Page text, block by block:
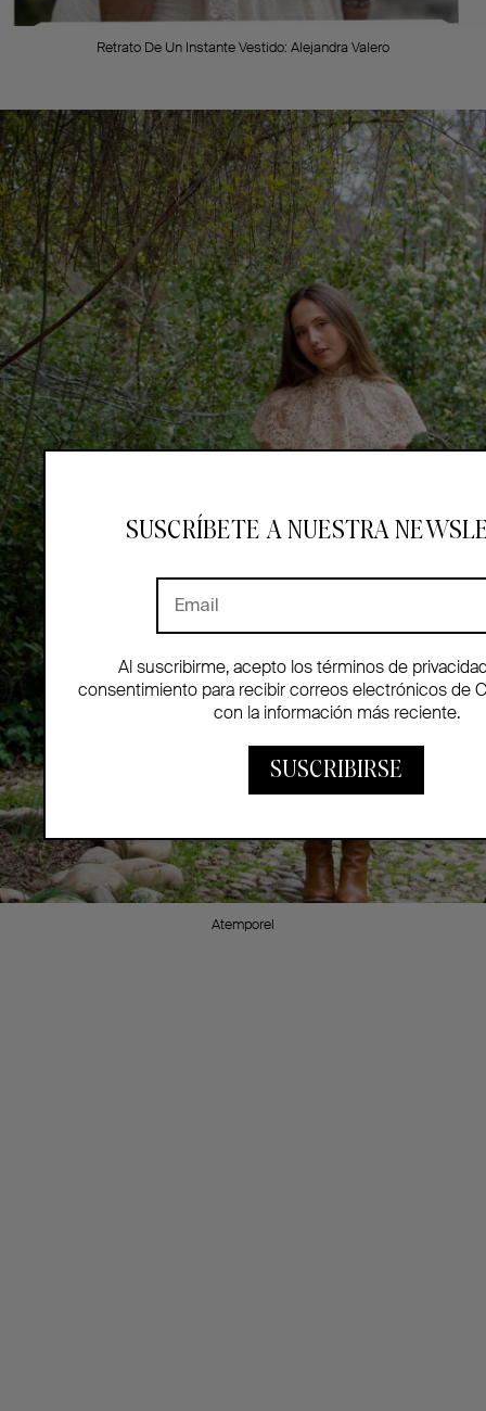
Retrato De Un InstanteVestido: Alejandra Valero
Atemporel
SUSCRÍBETE A NUESTRA
Al suscribirme, acepto los términos de
consentimiento para recibir correos electrónicos de
con la información más reciente.
SUSCRIBIRSE